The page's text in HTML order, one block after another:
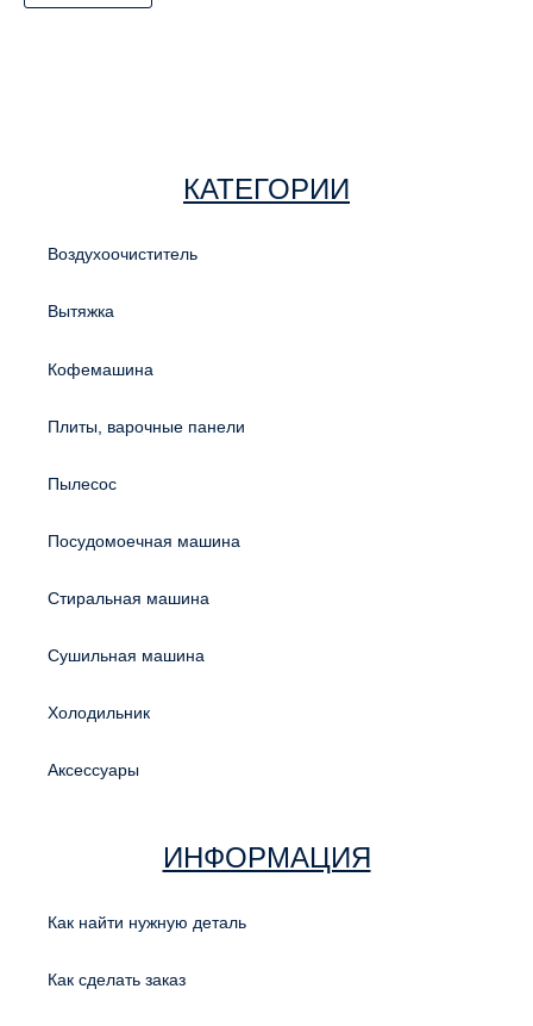
КАТЕГОРИИ
Воздухоочиститель
Вытяжка
Кофемашина
Плиты, варочные панели
Пылесос
Посудомоечная машина
Стиральная машина
Сушильная машина
Холодильник
Аксессуары
ИНФОРМАЦИЯ
Как найти нужную деталь
Как сделать заказ